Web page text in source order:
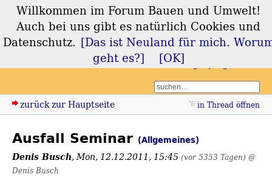
Forum Bauen und
Umwelt
zurück zur Hauptseite in Thread öffnen
Ausfall Seminar (Allgemeines)
Denis Busch,Mon, 12.12.2011, 15:45 (vor 5353 Tagen) @
Denis Busch
Willkommen im Forum Bauen und Umwelt!
Auch bei uns gibt es natürlich Cookies und
Datenschutz. [Das ist Neuland für mich.
geht es?]
[OK]